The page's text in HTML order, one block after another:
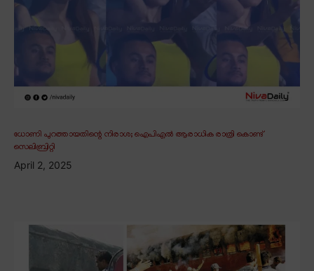
ധോണി പുറത്തായതിന്റെ നിരാശ; ഐപിഎൽ ആരാധിക രാത്രി കൊണ്ട്
സെലിബ്രിറ്റി
April 2, 2025